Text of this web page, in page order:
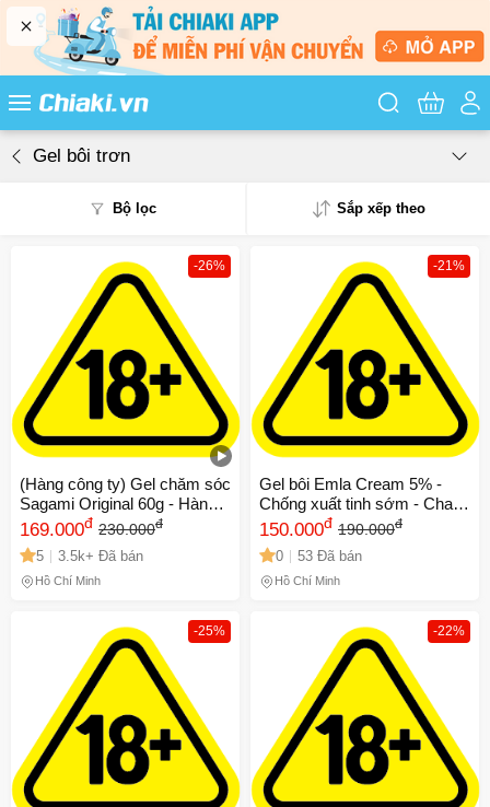
Tìm kiếm
Gel bôi trơn
Bộ lọc Sắp xếp theo
Mua nhiều
Mới nhất
Giá từ thấp - cao
Giá từ cao - thấp
-26%
(Hàng công ty) Gel chăm sóc
Sagami Original 60g - Hàng
nhập khẩu Nhật Bản
169.000đ 230.000đ
5 3.5k+ Đã bán
Hồ Chí Minh
-21%
Gel bôi Emla Cream 5% -
Chống xuất tinh sớm - Chai
5gr
150.000đ 190.000đ
0 53 Đã bán
Hồ Chí Minh
-25% -22%